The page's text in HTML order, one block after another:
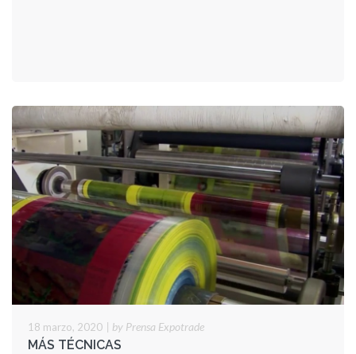
18 marzo, 2020 | by Prensa Expotrade
MÁS TÉCNICAS